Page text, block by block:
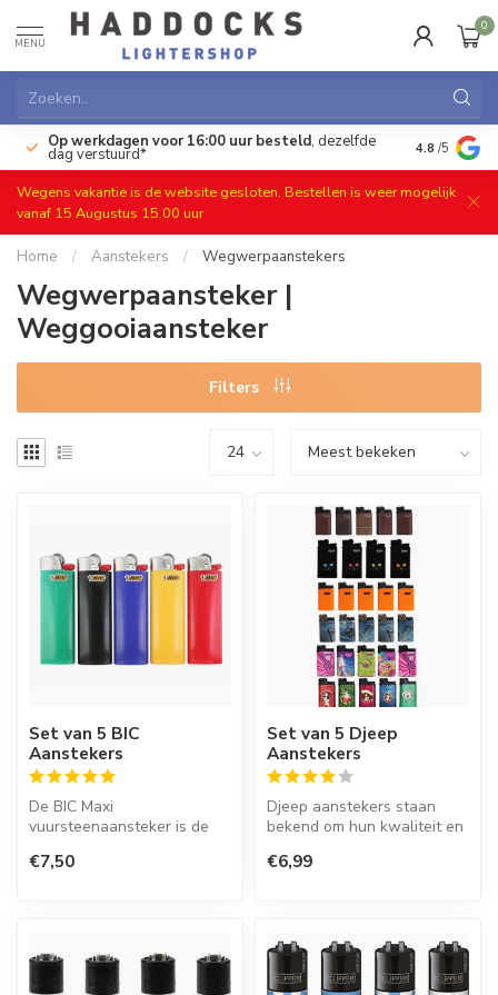
MENU
0
Op werkdagen voor 16:00 uur besteld, dezelfde
dag verstuurd* Gratis
4.8 /5
Wegens vakantie is de website gesloten. Bestellen is weer mogelijk
vanaf 15 Augustus 15.00 uur
Home / Aanstekers / Wegwerpaanstekers
Wegwerpaansteker |
Weggooiaansteker
Filters
Set van 5 BIC
Aanstekers
De BIC Maxi
vuursteenaansteker is de
wegwerpaansteker.
€7,50
Set van 5 Djeep
Aanstekers
Djeep aanstekers staan
bekend om hun kwaliteit en
Franse ...
€6,99